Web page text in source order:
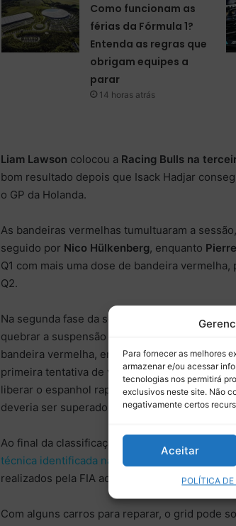
Para fornecer as melhores
armazenar e/ou acessar
tecnologias nos permitirá
exclusivos neste site. Não
negativamente certos
Aceitar
POLÍTICA DE
Como funcionam as
férias da Fórmula 1?
Entenda as regras que
obrigam equipes a
parar
14 horas atrás
Liam Lawson colocou a Racing Bulls na
bom resultado depois que Isack Hadjar
o GP da Holanda.
As bandeiras vermelhas tumultuaram a
seguido por Nico Hülkenberg, enquanto
Q1 com mais uma dose de bandeira
Q2.
Na segunda fase da sessão, foi Oliver
quebrar a suspensão do seu carro. No Q3,
bandeira vermelha, enquantoOscar Piastri
primeira tentativa de volta rápida. O trabalho
liberar o espanhol rapidamente, fez com que
deveria ser superado.
Ao final da classificação,
Esteban Ocon foi
técnica identificada na sua asa traseira
,
realizados pela FIA ao final da sessão.
Com alguns carros para reparar, o grid pode